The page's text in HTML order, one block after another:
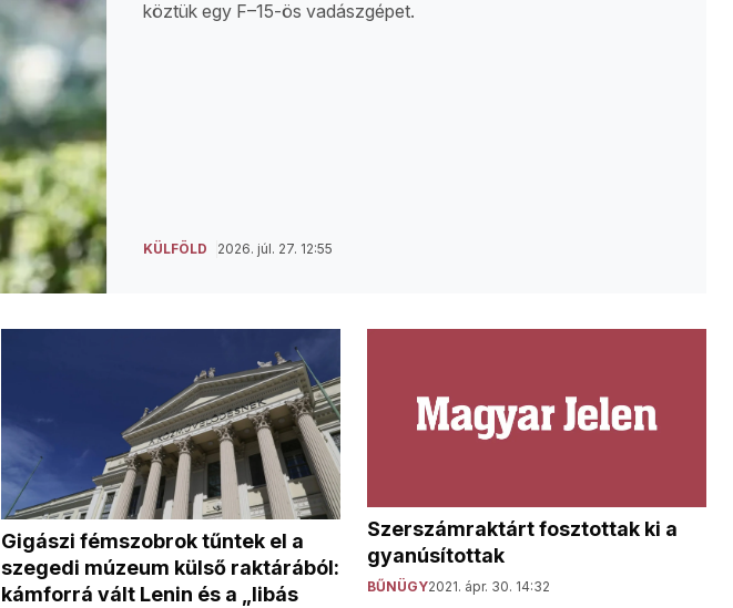
köztük egy F–15-ös vadászgépet.
KÜLFÖLD 2026. júl. 27. 12:55
Gigászi fémszobrok tűntek el a
szegedi múzeum külső raktárából:
kámforrá vált Lenin és a „libás
Szerszámraktárt fosztottak ki a
gyanúsítottak
BŰNÜGY2021. ápr. 30. 14:32